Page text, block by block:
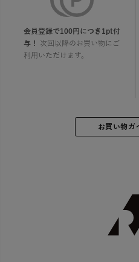
会員登録で100円につき1pt付
与！
次回以降のお買い物にご
利用いただけます。
お買い物ガ